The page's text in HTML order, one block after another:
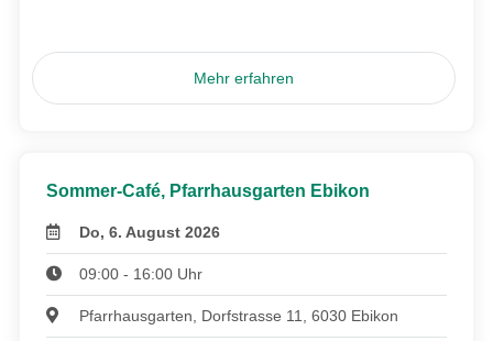
Mehr erfahren
Sommer-Café, Pfarrhausgarten Ebikon
Do, 6. August 2026
09:00 - 16:00 Uhr
Pfarrhausgarten, Dorfstrasse 11, 6030 Ebikon